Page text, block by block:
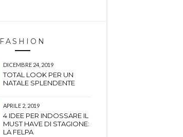
FASHION
DICEMBRE 24, 2019
TOTAL LOOK PER UN
NATALE SPLENDENTE
APRILE 2, 2019
4 IDEE PER INDOSSARE IL
MUST HAVE DI STAGIONE:
LA FELPA